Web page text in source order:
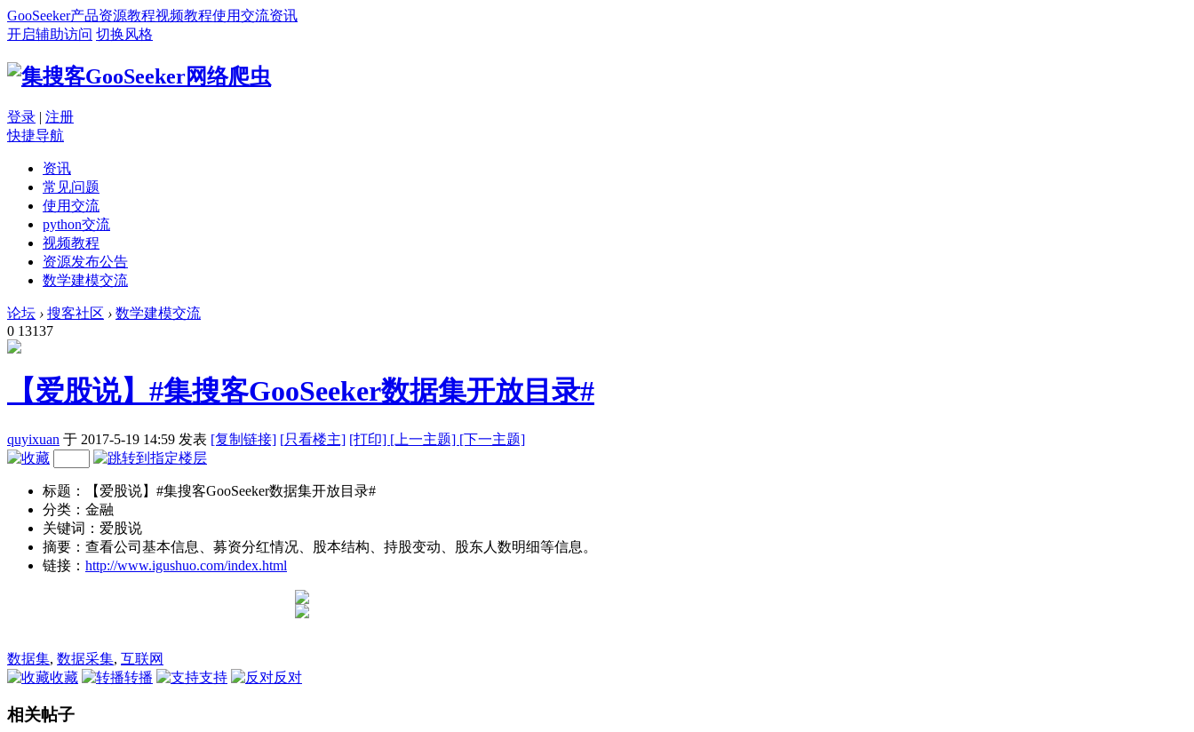
GooSeeker产品资源教程视频教程使用交流资讯
开启辅助访问 切换风格
登录 | 注册
快捷导航
资讯
常见问题
使用交流
python交流
视频教程
资源发布公告
数学建模交流
论坛 › 搜客社区 › 数学建模交流
0 13137
【爱股说】#集搜客GooSeeker数据集开放目录#
quyixuan 于 2017-5-19 14:59 发表 [复制链接] [只看楼主] [打印] [上一主题] [下一主题]
标题：【爱股说】#集搜客GooSeeker数据集开放目录#
分类：金融
关键词：爱股说
摘要：查看公司基本信息、募资分红情况、股本结构、持股变动、股东人数明细等信息。
链接： http://www.igushuo.com/index.html
数据集, 数据采集, 互联网
收藏
转播 支持 反对
相关帖子